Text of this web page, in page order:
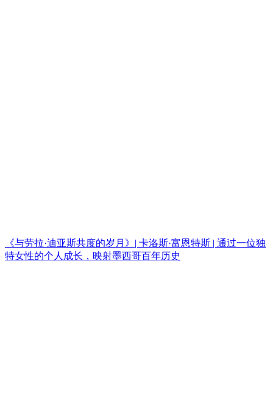
《与劳拉·迪亚斯共度的岁月》| 卡洛斯·富恩特斯 | 通过一位独
特女性的个人成长，映射墨西哥百年历史